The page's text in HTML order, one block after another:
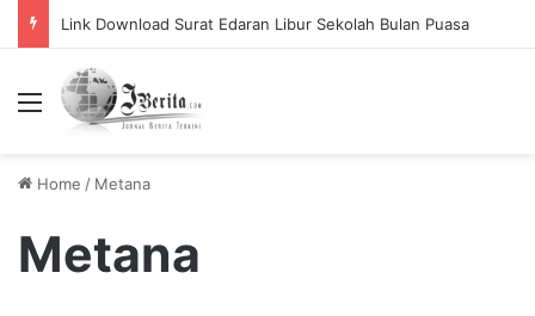
Link Download Surat Edaran Libur Sekolah Bulan Puasa
Menu
Home / Metana
Metana